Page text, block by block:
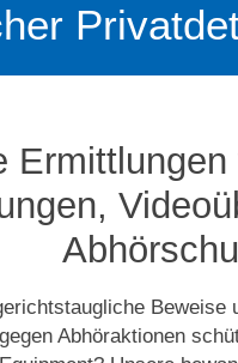
Abhöraktionen